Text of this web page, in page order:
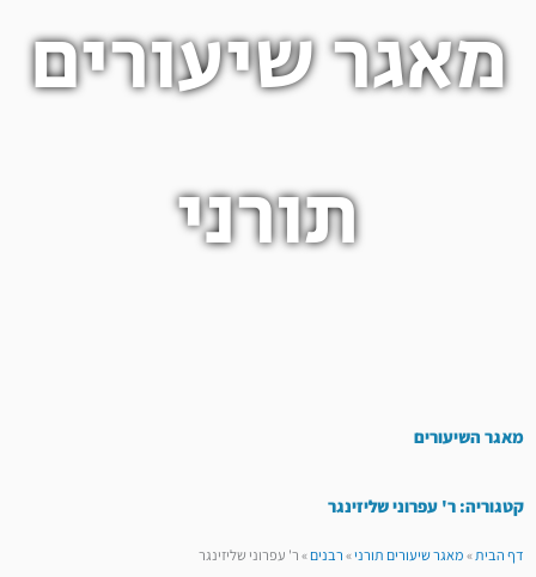
מאגר שיעורים
תורני
מאגר השיעורים
קטגוריה: ר' עפרוני שליזינגר
דף הבית»מאגר שיעורים תורני»רבנים»ר' עפרוני שליזינגר